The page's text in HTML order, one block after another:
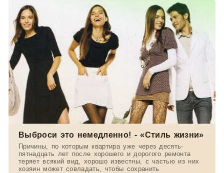
Выброси это немедленно! - «Стиль жизни»
Причины, по которым квартира уже через десять-
пятнадцать лет после хорошего и дорогого ремонта
теряет всякий вид, хорошо известны, с частью из них
хозяин может совладать, чтобы сохранить